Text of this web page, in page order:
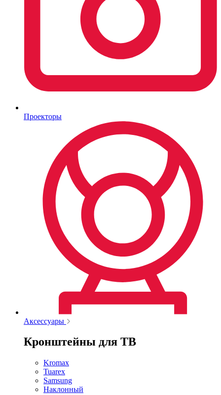
Проекторы
Аксессуары
Кронштейны для ТВ
Kromax
Tuarex
Samsung
Наклонный